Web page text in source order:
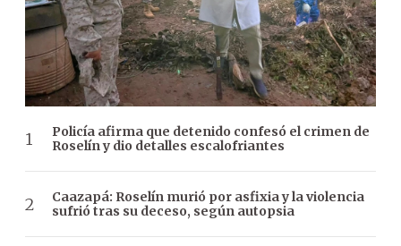
Policía afirma que detenido confesó el crimen de
Roselín y dio detalles escalofriantes
Caazapá: Roselín murió por asfixia y la violencia
sufrió tras su deceso, según autopsia